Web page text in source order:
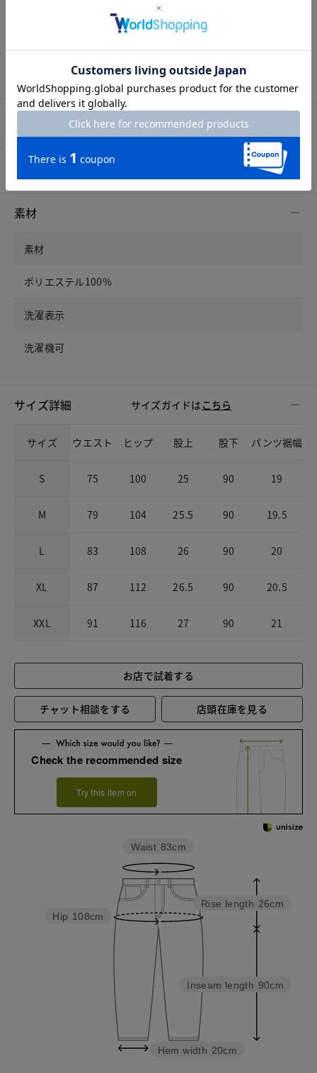
プロコーデ
スタッフコーデ
素材
素材
ポリエステル100%
洗濯表示
洗濯機可
サイズ詳細 サイズガイドは こちら
サイズ ウエスト ヒップ 股上 股下 パンツ裾幅
S 75 100 25 90 19
M 79 104 25.5 90 19.5
L 83 108 26 90 20
XL 87 112 26.5 90 20.5
XXL 91 116 27 90 21
お店で試着する
チャット相談をする 店頭在庫を見る
Check the recommended size
Try this item on
Inseam length 90cm
Rise length 26cm
Hem width 20cm
Hip 108cm
Waist 83cm